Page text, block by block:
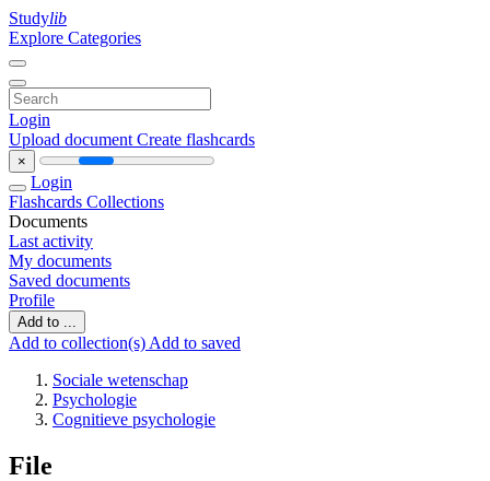
Studylib
Explore Categories
Login
Upload document Create flashcards
×
Login
Flashcards Collections
Documents
Last activity
My documents
Saved documents
Profile
Add to ...
Add to collection(s) Add to saved
Sociale wetenschap
Psychologie
Cognitieve psychologie
File